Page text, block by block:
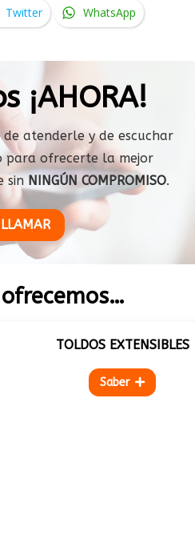
Twitter WhatsApp
¡AHORA!
atenderle y de escuchar
para ofrecerte la mejor
sin NINGÚN COMPROMISO.
LLAMAR